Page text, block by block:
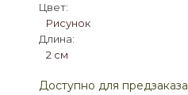
Цвет:
Рисунок
Длина:
2 см
Доступно для предзаказа